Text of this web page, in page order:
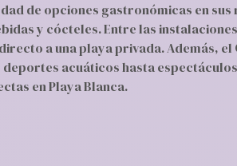
de opciones gastronómicas en
y cócteles. Entre las
a una playa privada. Además, el
acuáticos hasta
en Playa Blanca.